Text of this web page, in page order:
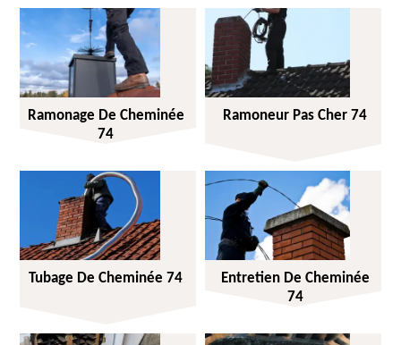
Ramonage De Cheminée
74
Ramoneur Pas Cher 74
Tubage De Cheminée 74
Entretien De Cheminée
74